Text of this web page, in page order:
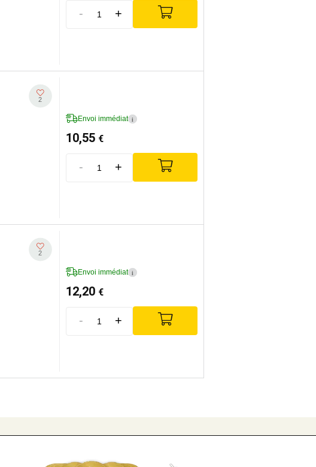
- +
2
Envoi immédiat i
10,55 €
- +
2
Envoi immédiat i
12,20 €
- +